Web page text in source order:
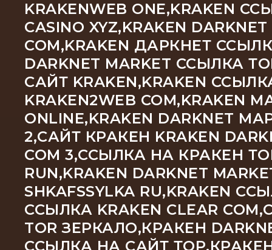
KRAKENWEB ONE,KRAKEN
CASINO XYZ,KRAKEN
COM,KRAKEN ДАРКНЕТ
DARKNET MARKET ССЫЛКА
САЙТ KRAKEN,KRAKEN
KRAKEN2WEB
ONLINE,KRAKEN DARKNET
2,САЙТ КРАКЕН KRAKEN
COM 3,ССЫЛКА НА КРАКЕН
RUN,KRAKEN DARKNET
SHKAFSSYLKA RU,KRAKEN
ССЫЛКА KRAKEN CLEAR
TOR ЗЕРКАЛО,КРАКЕН
ССЫЛКА НА САЙТ